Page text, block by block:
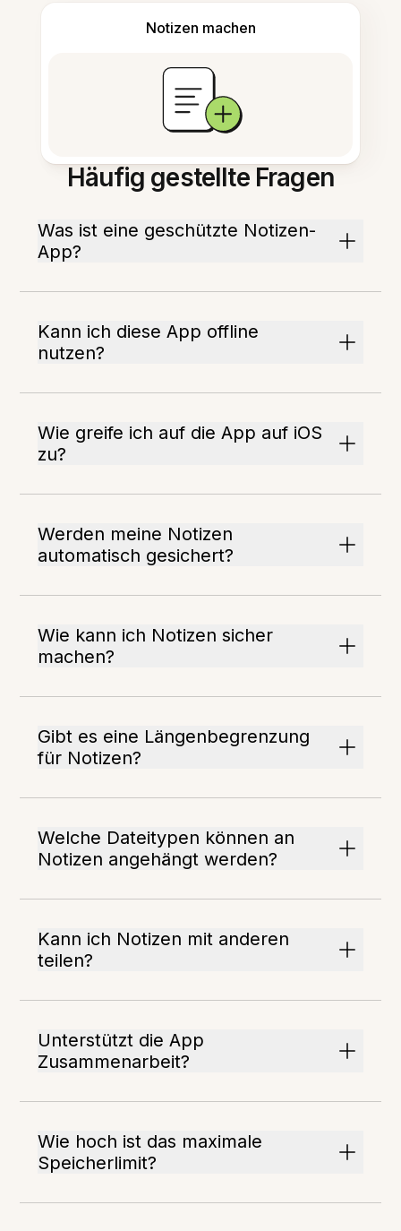
Notizen machen
Häufig gestellte Fragen
Was ist eine geschützte Notizen-
App?
Kann ich diese App offline
nutzen?
Wie greife ich auf die App auf iOS
zu?
Werden meine Notizen
automatisch gesichert?
Wie kann ich Notizen sicher
machen?
Gibt es eine Längenbegrenzung
für Notizen?
Welche Dateitypen können an
Notizen angehängt werden?
Kann ich Notizen mit anderen
teilen?
Unterstützt die App
Zusammenarbeit?
Wie hoch ist das maximale
Speicherlimit?